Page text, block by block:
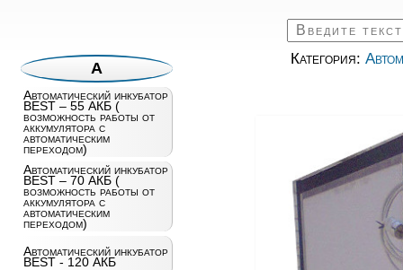
А
Автоматический инкубатор
BEST – 55 АКБ (
возможность работы от
аккумулятора с
автоматическим
переходом)
Автоматический инкубатор
BEST – 70 АКБ (
возможность работы от
аккумулятора с
автоматическим
переходом)
Автоматический инкубатор
BEST - 120 АКБ
Категория: